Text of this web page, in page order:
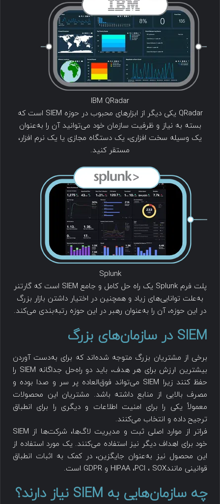
IBM QRadar
QRadar یکی دیگر از ابزارهای محبوب در حوزه SIEM است که
بسته به نیاز و ظرفیت سازمان خود می‌توانید آن را به‌عنوان
یک وسیله سخت افزاری، یک دستگاه مجازی یا یک نرم افزار،
مستقر کنید.
Splunk
پلت فرم Splunk یک راه حل کامل و جامع SIEM است که گارتنر
به‌علت توانایی‌های زیاد و همچنین در اختیار داشتن بازار بزرگ
در این حوزه، آن را به‌عنوان رهبر در این حوزه رتبه‌بندی می‌کند.
SIEM در سازمان‌های بزرگ
برخی از مشتریان بزرگ متوجه شده‌اند که برای به‌دست آوردن
بیشترین ارزش برای هر هدف، باید دو راه‌حل جداگانه SIEM را
حفظ کنند زیرا SIEM می‌تواند فوق‌العاده پر سر و صدا بوده و
مصرف بالایی از منابع داشته باشد. مشتریان این محصولات
معمولاً یکی را برای امنیت اطلاعات و دیگری را برای انطباق
ترجیح داده و انتخاب می‌کنند.
فراتر از موارد اصلی ثبت و مدیریت لاگ‌ها، شرکت‌ها از SIEM
خود برای اهداف دیگر نیز استفاده می‌کنند. یک مورد استفاده از
این محصول نیز به‌عنوان جایگزین، در کمک به اثبات انطباق
قوانینی مانندHIPAA ،PCI ، SOX و GDPR است.
چه سازمان‌هایی به SIEM نیاز دارند؟